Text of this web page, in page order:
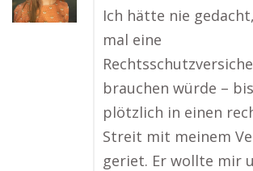
Ich hätte nie
mal eine
brauchen würde –
plötzlich in einen
Streit mit meinem
geriet. Er wollte mir